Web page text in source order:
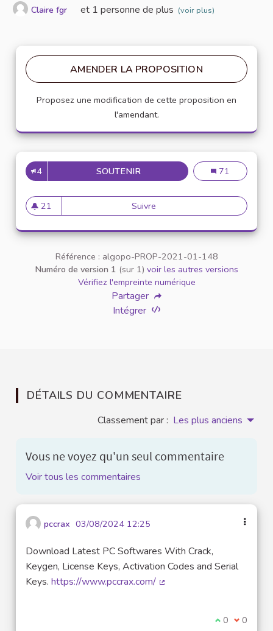
Claire fgr et 1 personne de plus (voir plus)
AMENDER LA PROPOSITION
Proposez une modification de cette proposition en
l'amendant.
4 SOUTENIRAPPELLATION PERSONNE
Appellation
71
21
21 abonnés
Suivre Appellation personne
Référence : algopo-PROP-2021-01-148
Numéro de version 1 (sur 1) voir les autres versions
Vérifiez l'empreinte numérique
Partager
Intégrer
DÉTAILS DU COMMENTAIRE
Classement par : Les plus anciens
Vous ne voyez qu'un seul commentaire
Voir tous les commentaires
pccrax 03/08/2024 12:25
Download Latest PC Softwares With Crack,
Keygen, License Keys, Activation Codes and Serial
Keys. https://www.pccrax.com/
Je suis
0 Je ne
0